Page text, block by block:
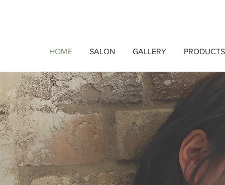
HOME SALON GALLERY PRODUCTS